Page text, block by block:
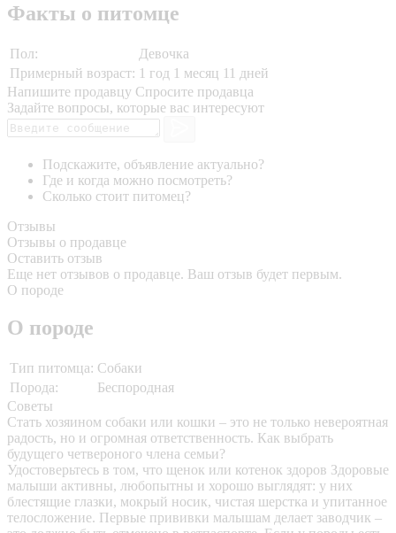
Факты о питомце
Пол:
Девочка
Примерный возраст: 1 год 1 месяц 11 дней
Напишите продавцу Спросите продавца
Задайте вопросы, которые вас интересуют
Подскажите, объявление актуально?
Где и когда можно посмотреть?
Сколько стоит питомец?
Отзывы
Отзывы о продавце
Оставить отзыв
Еще нет отзывов о продавце. Ваш отзыв будет первым.
О породе
О породе
Тип питомца: Собаки
Порода:
Беспородная
Советы
Стать хозяином собаки или кошки – это не только невероятная
радость, но и огромная ответственность. Как выбрать
будущего четвероного члена семьи?
Удостоверьтесь в том, что щенок или котенок здоров Здоровые
малыши активны, любопытны и хорошо выглядят: у них
блестящие глазки, мокрый носик, чистая шерстка и упитанное
телосложение. Первые прививки малышам делает заводчик –